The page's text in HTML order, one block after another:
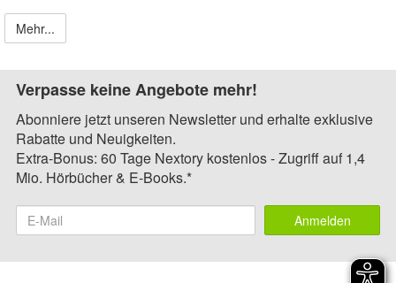
Mehr...
Verpasse keine Angebote mehr!
Abonniere jetzt unseren Newsletter und erhalte exklusive
Rabatte und Neuigkeiten.
Extra-Bonus: 60 Tage Nextory kostenlos - Zugriff auf 1,4
Mio. Hörbücher & E-Books.*
Anmelden